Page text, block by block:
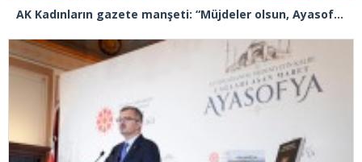
AK Kadınların gazete manşeti: “Müjdeler olsun, Ayasofya açıldı”